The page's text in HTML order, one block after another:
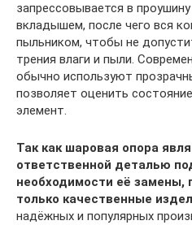
запрессовывается в
вкладышем, после чего вся
пыльником, чтобы не
трения влаги и пыли.
обычно используют
позволяет оценить
элемент.
Так как шаровая опора
ответственной деталью
необходимости её замены,
только качественные
надёжных и популярных